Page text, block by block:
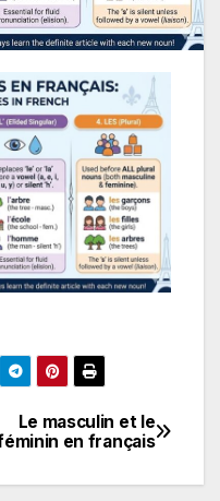
Le masculin et le
en français